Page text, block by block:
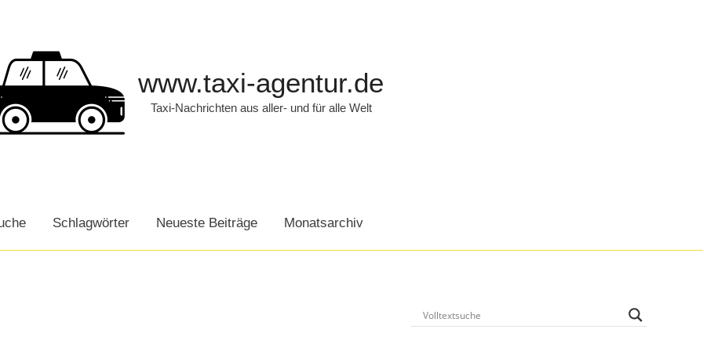
www.taxi-agentur.de
Taxi-Nachrichten aus aller- und für alle Welt
Schlagwörter Neueste Beiträge Monatsarchiv